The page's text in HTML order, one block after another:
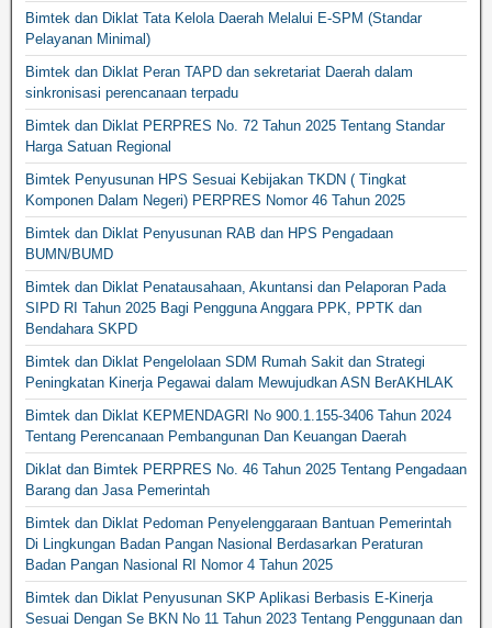
Bimtek dan Diklat Tata Kelola Daerah Melalui E-SPM (Standar
Pelayanan Minimal)
Bimtek dan Diklat Peran TAPD dan sekretariat Daerah dalam
sinkronisasi perencanaan terpadu
Bimtek dan Diklat PERPRES No. 72 Tahun 2025 Tentang Standar
Harga Satuan Regional
Bimtek Penyusunan HPS Sesuai Kebijakan TKDN ( Tingkat
Komponen Dalam Negeri) PERPRES Nomor 46 Tahun 2025
Bimtek dan Diklat Penyusunan RAB dan HPS Pengadaan
BUMN/BUMD
Bimtek dan Diklat Penatausahaan, Akuntansi dan Pelaporan Pada
SIPD RI Tahun 2025 Bagi Pengguna Anggara PPK, PPTK dan
Bendahara SKPD
Bimtek dan Diklat Pengelolaan SDM Rumah Sakit dan Strategi
Peningkatan Kinerja Pegawai dalam Mewujudkan ASN BerAKHLAK
Bimtek dan Diklat KEPMENDAGRI No 900.1.155-3406 Tahun 2024
Tentang Perencanaan Pembangunan Dan Keuangan Daerah
Diklat dan Bimtek PERPRES No. 46 Tahun 2025 Tentang Pengadaan
Barang dan Jasa Pemerintah
Bimtek dan Diklat Pedoman Penyelenggaraan Bantuan Pemerintah
Di Lingkungan Badan Pangan Nasional Berdasarkan Peraturan
Badan Pangan Nasional RI Nomor 4 Tahun 2025
Bimtek dan Diklat Penyusunan SKP Aplikasi Berbasis E-Kinerja
Sesuai Dengan Se BKN No 11 Tahun 2023 Tentang Penggunaan dan